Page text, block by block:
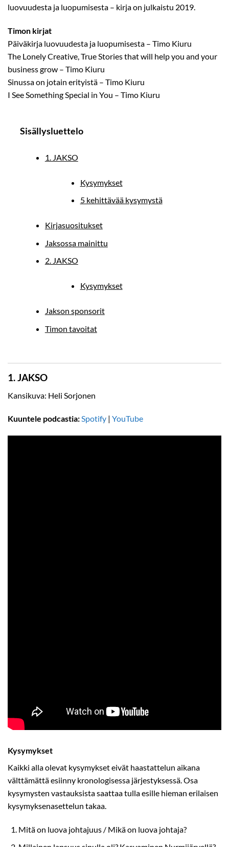
luovuudesta ja luopumisesta – kirja on julkaistu 2019.
Timon kirjat
Päiväkirja luovuudesta ja luopumisesta – Timo Kiuru
The Lonely Creative, True Stories that will help you and your
business grow – Timo Kiuru
Sinussa on jotain erityistä – Timo Kiuru
I See Something Special in You – Timo Kiuru
Sisällysluettelo
1. JAKSO
Kysymykset
5 kehittävää kysymystä
Kirjasuositukset
Jaksossa mainittu
2. JAKSO
Kysymykset
Jakson sponsorit
Timon tavoitat
1. JAKSO
Kansikuva: Heli Sorjonen
Kuuntele podcastia:Spotify | YouTube
Kysymykset
Kaikki alla olevat kysymykset eivät haastattelun aikana
välttämättä esiinny kronologisessa järjestyksessä. Osa
kysymysten vastauksista saattaa tulla esille hieman erilaisen
kysymyksenasettelun takaa.
Mitä on luova johtajuus / Mikä on luova johtaja?